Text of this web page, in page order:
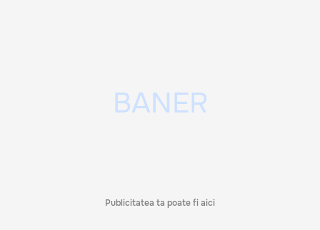
Publicitatea ta poate fi aici